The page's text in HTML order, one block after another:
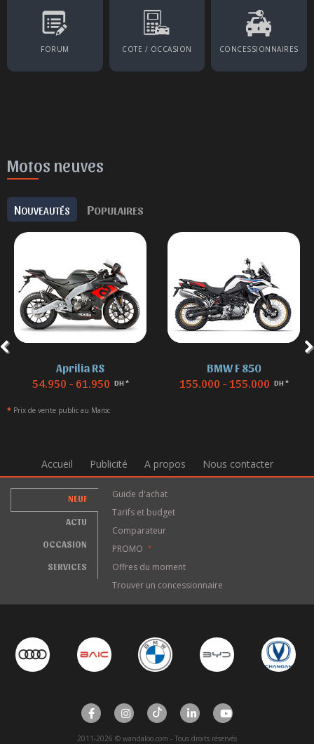
FORUM COTE / OCCASION CONCESSIONNAIRES
Motos neuves
NOUVEAUTÉS POPULAIRES
Aprilia RS
54.950 - 61.950 DH *
BMW F 850
155.000 - 155.000 DH *
* Prix de vente public au Maroc
Accueil Publicité A propos Nous contacter
NEUF
ACTU
OCCASION
SERVICES
Guide d'achat
Tarifs et budget
Comparateur
PROMO
*
Offres du moment
Trouver un concessionnaire
2011-2026 © wandaloo.com - Tous droits réservés